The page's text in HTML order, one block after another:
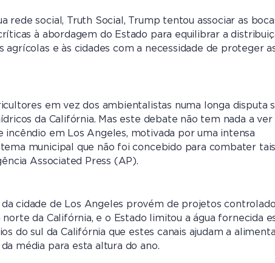
rede social, Truth Social, Trump tentou associar as
à abordagem do Estado para equilibrar a
agrícolas e às cidades com a necessidade de proteger
em vez dos ambientalistas numa longa disputa
da Califórnia. Mas este debate não tem nada a ver
incêndio em Los Angeles, motivada por uma intensa
municipal que não foi concebido para combater tais
Associated Press (AP).
da cidade de Los Angeles provém de projetos
norte da Califórnia, e o Estado limitou a água fornecida
do sul da Califórnia que estes canais ajudam a
média para esta altura do ano.